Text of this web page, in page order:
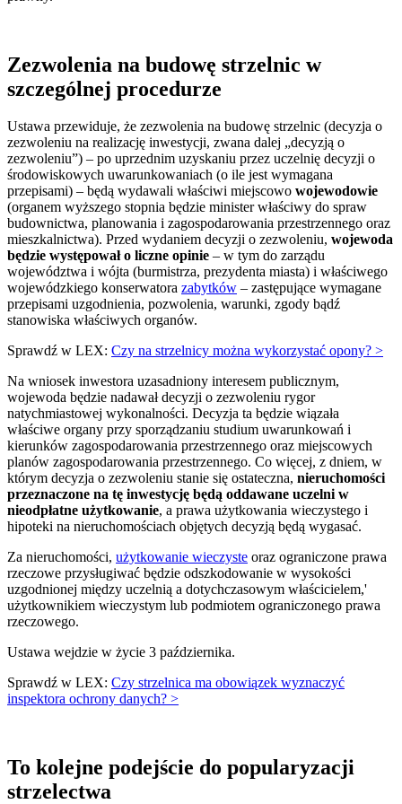
Zezwolenia na budowę strzelnic w
szczególnej procedurze
Ustawa przewiduje, że zezwolenia na budowę strzelnic (decyzja o
zezwoleniu na realizację inwestycji, zwana dalej „decyzją o
zezwoleniu”) – po uprzednim uzyskaniu przez uczelnię decyzji o
środowiskowych uwarunkowaniach (o ile jest wymagana
przepisami) – będą wydawali właściwi miejscowo wojewodowie
(organem wyższego stopnia będzie minister właściwy do spraw
budownictwa, planowania i zagospodarowania przestrzennego oraz
mieszkalnictwa). Przed wydaniem decyzji o zezwoleniu, wojewoda
będzie występował o liczne opinie – w tym do zarządu
województwa i wójta (burmistrza, prezydenta miasta) i właściwego
wojewódzkiego konserwatora zabytków – zastępujące wymagane
przepisami uzgodnienia, pozwolenia, warunki, zgody bądź
stanowiska właściwych organów.
Sprawdź w LEX: Czy na strzelnicy można wykorzystać opony? >
Na wniosek inwestora uzasadniony interesem publicznym,
wojewoda będzie nadawał decyzji o zezwoleniu rygor
natychmiastowej wykonalności. Decyzja ta będzie wiązała
właściwe organy przy sporządzaniu studium uwarunkowań i
kierunków zagospodarowania przestrzennego oraz miejscowych
planów zagospodarowania przestrzennego. Co więcej, z dniem, w
którym decyzja o zezwoleniu stanie się ostateczna, nieruchomości
przeznaczone na tę inwestycję będą oddawane uczelni w
nieodpłatne użytkowanie, a prawa użytkowania wieczystego i
hipoteki na nieruchomościach objętych decyzją będą wygasać.
Za nieruchomości, użytkowanie wieczyste oraz ograniczone prawa
rzeczowe przysługiwać będzie odszkodowanie w wysokości
uzgodnionej między uczelnią a dotychczasowym właścicielem,'
użytkownikiem wieczystym lub podmiotem ograniczonego prawa
rzeczowego.
Ustawa wejdzie w życie 3 października.
Sprawdź w LEX: Czy strzelnica ma obowiązek wyznaczyć
inspektora ochrony danych? >
To kolejne podejście do popularyzacji
strzelectwa